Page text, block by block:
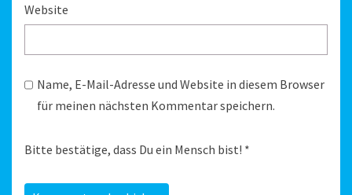
Website
Name, E-Mail-Adresse und Website in diesem Browser
für meinen nächsten Kommentar speichern.
Bitte bestätige, dass Du ein Mensch bist! *